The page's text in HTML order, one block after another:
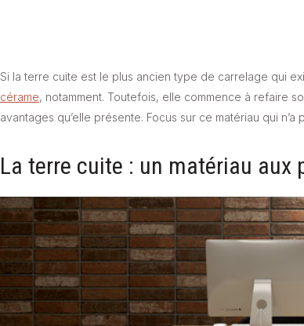
Si la terre cuite est le plus ancien type de carrelage qui
cérame, notamment. Toutefois, elle commence à refaire
avantages qu’elle présente. Focus sur ce matériau qui
La terre cuite : un matériau aux